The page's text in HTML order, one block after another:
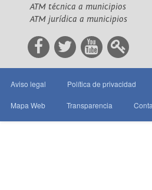
ATM técnica a municipios
ATM jurídica a municipios
Aviso legal Política de privacidad
Mapa Web Transparencia